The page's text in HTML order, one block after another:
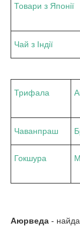
Товари з Японії
Чай з Індії
Трифала
Чаванпраш
Гокшура
Аюрведа -